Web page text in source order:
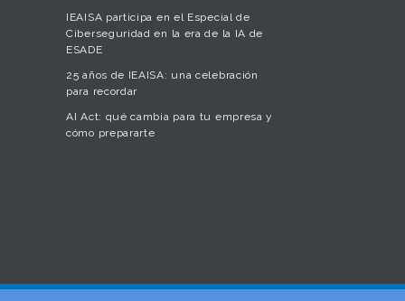
IEAISA participa en el Especial de
Ciberseguridad en la era de la IA de
ESADE
25 años de IEAISA: una celebración
para recordar
AI Act: qué cambia para tu empresa y
cómo prepararte